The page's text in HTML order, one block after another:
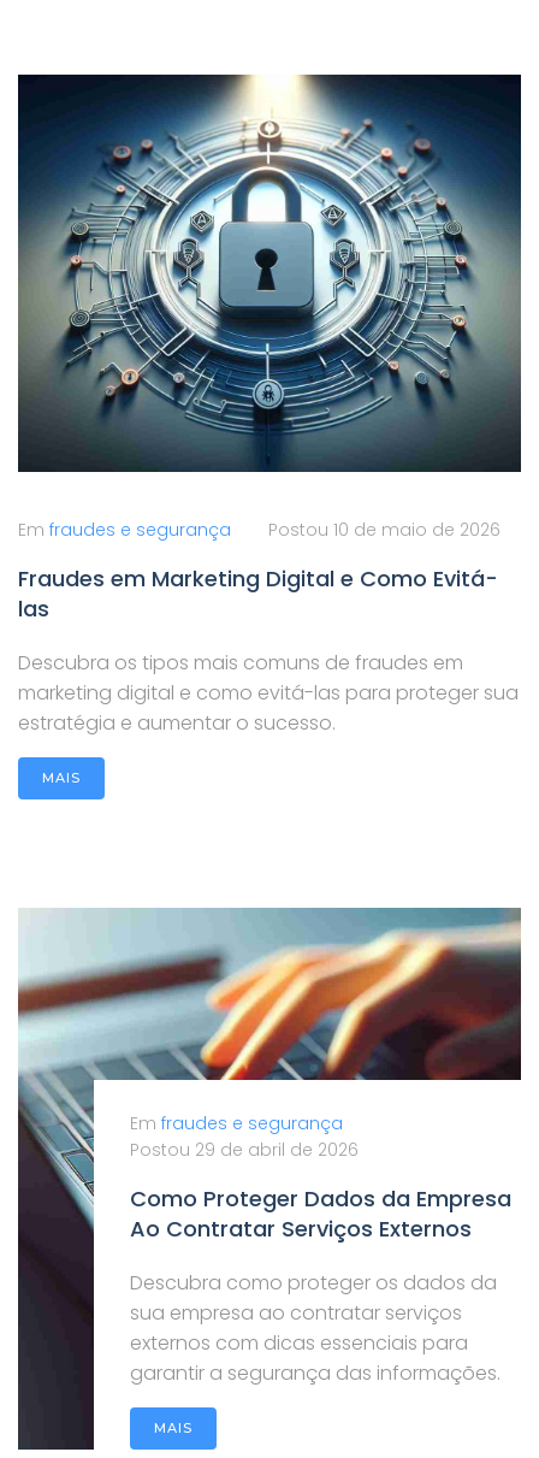
Em fraudes e segurança Postou 10 de maio de 2026
Fraudes em Marketing Digital e Como Evitá-
las
Descubra os tipos mais comuns de fraudes em
marketing digital e como evitá-las para proteger sua
estratégia e aumentar o sucesso.
MAIS
Em fraudes e segurança
Postou 29 de abril de 2026
Como Proteger Dados da Empresa
Ao Contratar Serviços Externos
Descubra como proteger os dados da
sua empresa ao contratar serviços
externos com dicas essenciais para
garantir a segurança das informações.
MAIS